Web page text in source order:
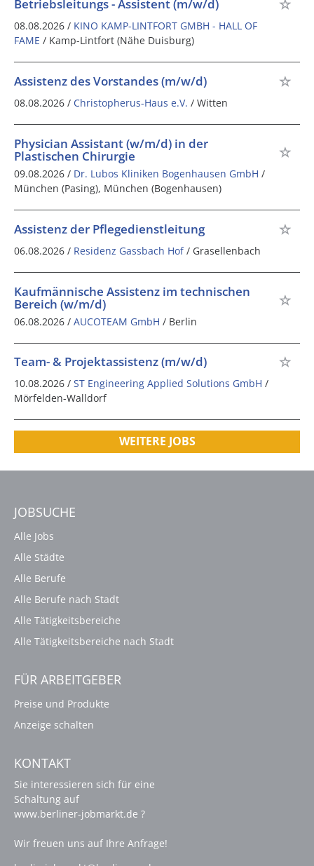
Betriebsleitungs - Assistent (m/w/d)
08.08.2026 / KINO KAMP-LINTFORT GMBH - HALL OF
FAME / Kamp-Lintfort (Nähe Duisburg)
Assistenz des Vorstandes (m/w/d)
08.08.2026 / Christopherus-Haus e.V. / Witten
Physician Assistant (w/m/d) in der
Plastischen Chirurgie
09.08.2026 / Dr. Lubos Kliniken Bogenhausen GmbH /
München (Pasing), München (Bogenhausen)
Assistenz der Pflegedienstleitung
06.08.2026 / Residenz Gassbach Hof / Grasellenbach
Kaufmännische Assistenz im technischen
Bereich (w/m/d)
06.08.2026 / AUCOTEAM GmbH / Berlin
Team- & Projektassistenz (m/w/d)
10.08.2026 / ST Engineering Applied Solutions GmbH /
Mörfelden-Walldorf
WEITERE JOBS
JOBSUCHE
Alle Jobs
Alle Städte
Alle Berufe
Alle Berufe nach Stadt
Alle Tätigkeitsbereiche
Alle Tätigkeitsbereiche nach Stadt
FÜR ARBEITGEBER
Preise und Produkte
Anzeige schalten
KONTAKT
Sie interessieren sich für eine
Schaltung auf
www.berliner-jobmarkt.de ?
Wir freuen uns auf Ihre Anfrage!